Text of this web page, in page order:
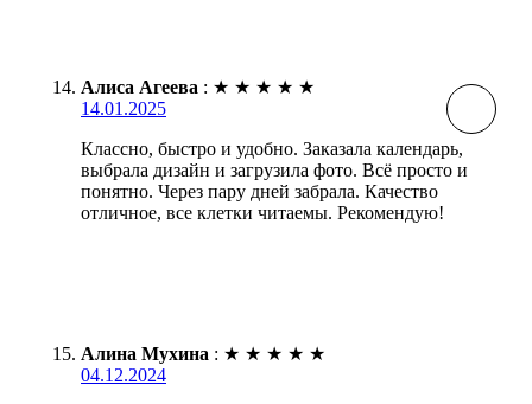
Алиса Агеева : ★ ★ ★ ★ ★
14.01.2025
Классно, быстро и удобно. Заказала календарь,
выбрала дизайн и загрузила фото. Всё просто и
понятно. Через пару дней забрала. Качество
отличное, все клетки читаемы. Рекомендую!
Алина Мухина : ★ ★ ★ ★ ★
04.12.2024